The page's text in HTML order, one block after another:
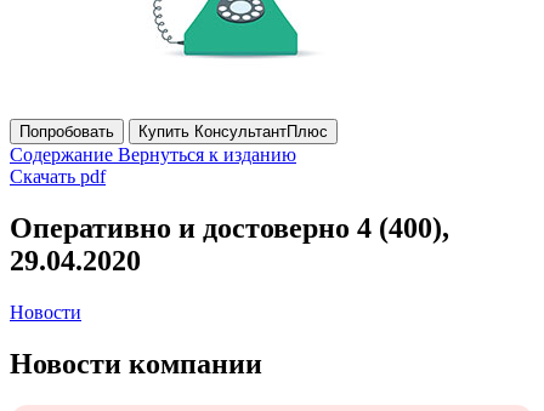
Попробовать Купить КонсультантПлюс
Содержание Вернуться к изданию
Скачать pdf
Оперативно и достоверно 4 (400),
29.04.2020
Новости
Новости компании